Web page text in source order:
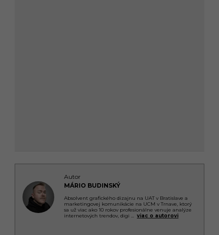
Autor
MÁRIO BUDINSKÝ
Absolvent grafického dizajnu na UAT v Bratislave a
marketingovej komunikácie na UCM v Trnave, ktorý
sa už viac ako 10 rokov profesionálne venuje analýze
internetových trendov, digi ... viac o autorovi